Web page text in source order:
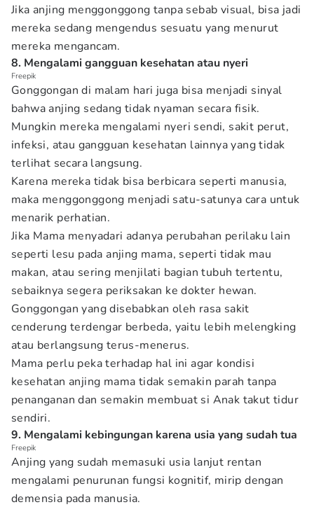
Jika anjing menggonggong tanpa sebab visual, bisa jadi
mereka sedang mengendus sesuatu yang menurut
mereka mengancam.
8. Mengalami gangguan kesehatan atau nyeri
Freepik
Gonggongan di malam hari juga bisa menjadi sinyal
bahwa anjing sedang tidak nyaman secara fisik.
Mungkin mereka mengalami nyeri sendi, sakit perut,
infeksi, atau gangguan kesehatan lainnya yang tidak
terlihat secara langsung.
Karena mereka tidak bisa berbicara seperti manusia,
maka menggonggong menjadi satu-satunya cara untuk
menarik perhatian.
Jika Mama menyadari adanya perubahan perilaku lain
seperti lesu pada anjing mama, seperti tidak mau
makan, atau sering menjilati bagian tubuh tertentu,
sebaiknya segera periksakan ke dokter hewan.
Gonggongan yang disebabkan oleh rasa sakit
cenderung terdengar berbeda, yaitu lebih melengking
atau berlangsung terus-menerus.
Mama perlu peka terhadap hal ini agar kondisi
kesehatan anjing mama tidak semakin parah tanpa
penanganan dan semakin membuat si Anak takut tidur
sendiri.
9. Mengalami kebingungan karena usia yang sudah tua
Freepik
Anjing yang sudah memasuki usia lanjut rentan
mengalami penurunan fungsi kognitif, mirip dengan
demensia pada manusia.